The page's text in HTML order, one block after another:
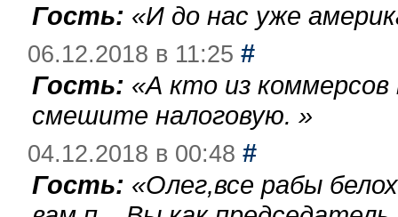
Гость: «И до нас уже
06.12.2018 в 11:25 #
Гость: «А кто из
смешите налоговую. »
04.12.2018 в 00:48 #
Гость: «Олег,все рабы